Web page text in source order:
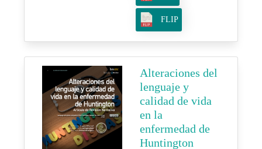
FLIP
Alteraciones del
lenguaje y
calidad de vida
en la
enfermedad de
Huntington